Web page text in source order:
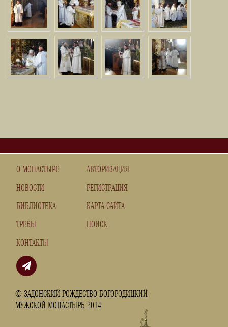
О МОНАСТЫРЕ
НОВОСТИ
БИБЛИОТЕКА
ТРЕБЫ
КОНТАКТЫ
© ЗАДОНСКИЙ РОЖДЕСТВО-БОГОРОДИЦКИЙ
МУЖСКОЙ МОНАСТЫРЬ 2014
АВТОРИЗАЦИЯ
РЕГИСТРАЦИЯ
КАРТА САЙТА
ПОИСК